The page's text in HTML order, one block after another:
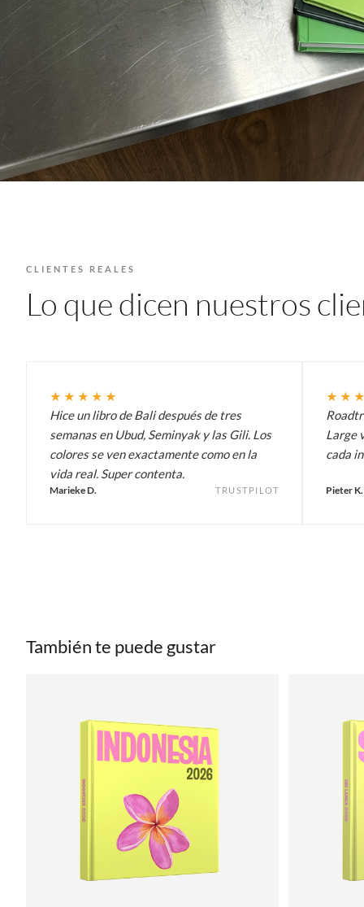
CLIENTES REALES
Lo que dicen nuestros
★★★★★
Hice un libro de Bali después de tres
semanas en Ubud, Seminyak y las Gili. Los
colores se ven exactamente como en la
vida real. Super contenta.
Marieke D. TRUSTPILOT
Large
cada
Pieter K.
También te puede gustar